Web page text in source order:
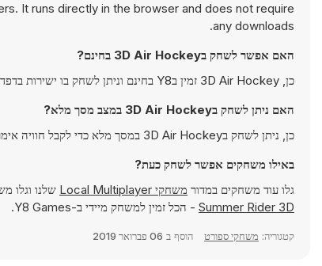
It runs directly in the browser and does not require
any downloads.
האם אפשר לשחק ב3D Air Hockey בחינם?
כן, 3D Air Hockey זמין בY8 בחינם וניתן לשחק בו ישירות בדפדפן.
האם ניתן לשחק ב3D Air Hockey במצב מסך מלא?
כן, ניתן לשחק ב3D Air Hockey במסך מלא כדי לקבל חוויה אימרסיבית יותר.
באילו משחקים אפשר לשחק כעת?
גלו עוד משחקים במדור משחקי Local Multiplayer שלנו וגלו
Summer Rider 3D - הכל זמין למשחק מיידי ב-Y8 Games.
קטגוריה: משחקי ספורט הוסף ב 06 פברואר 2019